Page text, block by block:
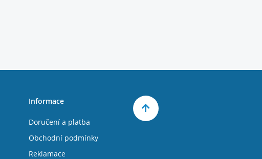
Informace
Doručení a platba
Obchodní podmínky
Reklamace